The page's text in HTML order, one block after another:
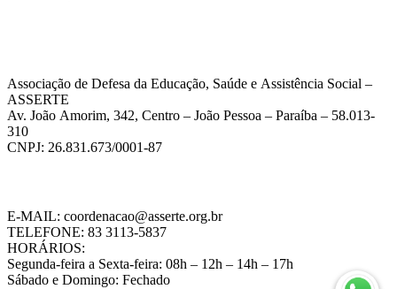
Associação de Defesa da Educação, Saúde e Assistência Social –
ASSERTE
Av. João Amorim, 342, Centro – João Pessoa – Paraíba – 58.013-
310
CNPJ: 26.831.673/0001-87
E-MAIL: coordenacao@asserte.org.br
TELEFONE: 83 3113-5837
HORÁRIOS:
Segunda-feira a Sexta-feira: 08h – 12h – 14h – 17h
Sábado e Domingo: Fechado